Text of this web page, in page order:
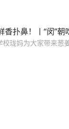
香扑鼻！丨“闵”朝
校珑妈为大家带来